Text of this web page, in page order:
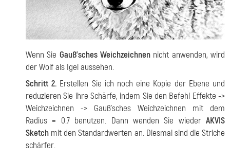
Wenn Sie Gauß’sches Weichzeichnen nicht anwenden, wird
der Wolf als Igel aussehen.
Schritt 2. Erstellen Sie ich noch eine Kopie der Ebene und
reduzieren Sie ihre Schärfe, indem Sie den Befehl Effekte ->
Weichzeichnen -> Gauß’sches Weichzeichnen mit dem
Radius = 0.7 benutzen. Dann wenden Sie wieder AKVIS
Sketch mit den Standardwerten an. Diesmal sind die Striche
schärfer.